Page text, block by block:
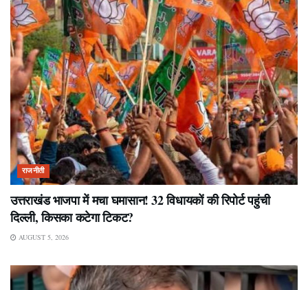
राजनीती
उत्तराखंड भाजपा में मचा घमासान! 32 विधायकों की रिपोर्ट पहुंची
दिल्ली, किसका कटेगा टिकट?
AUGUST 5, 2026